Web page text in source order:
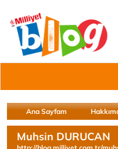
Ana Sayfam
Muhsin DURUCAN